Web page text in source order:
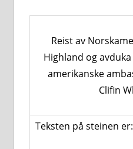
Reist av
Highland og
amerikanske
Clifin
Teksten på steinen er: